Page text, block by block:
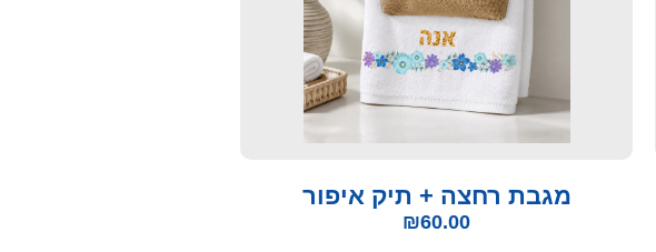
מגבת רחצה + תיק איפור
₪60.00